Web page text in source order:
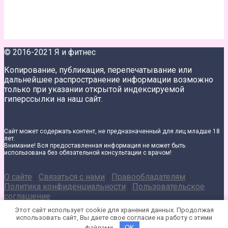
© 2016-2021 Я и фитнес
Копирование, публикация, перепечатывание или
дальнейшее распространение информации возможно
только при указании открытой индексируемой
гиперссылки на наш сайт.
Сайт может содержать контент, не предназначенный для лиц младше 18
лет.
Внимание! Вся предоставленная информация не может быть
использована без обязательной консультации с врачом!
О сайте | Связаться с нами | Правообладателям |
Политика конфиденциальности | Пользовательское
соглашение
Этот сайт использует cookie для хранения данных. Продолжая
использовать сайт, Вы даете свое согласие на работу с этими